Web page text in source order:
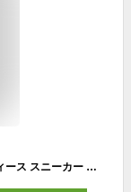
【スーパーSALE限定クーポン配布中！】靴 レディース スニーカー マーレマーレ ポルカ 厚底 フェイクレザー パイピング 巻き爪 甲高 幅広 外反母趾 歩きやすい靴 痛くない靴 おしゃれ ゆったり レトロ S/M/L/LL ▼3/2 10時〜再再販2026SSver.【替えひも付】【送料無料】